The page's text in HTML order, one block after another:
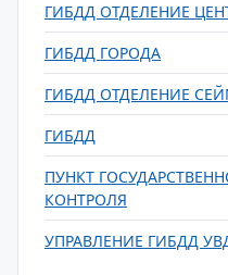
ГИБДД ОТДЕЛЕНИЕ
ГИБДД ГОРОДА
ГИБДД ОТДЕЛЕНИЕ
ГИБДД
ПУНКТ
КОНТРОЛЯ
УПРАВЛЕНИЕ ГИБДД